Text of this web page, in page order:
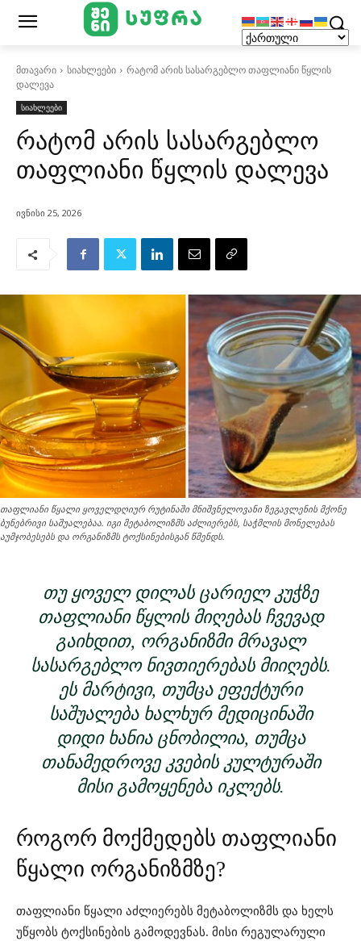
მთავარი სიახლეები
რატომ არის სასარგებლო თაფლიანი წყლის
დალევა
სიახლეები
რატომ არის სასარგებლო
თაფლიანი წყლის დალევა
ივნისი 25, 2026
თაფლიანი წყალი ყოველდღიურ რუტინაში მნიშვნელოვანი ზეგავლენის მქონე
ბუნებრივი საშუალებაა. იგი მეტაბოლიზმს აძლიერებს, საჭმლის მონელებას
აუმჯობესებს და ორგანიზმს ტოქსინებისგან წმენდს.
ᲗᲣ ᲧᲝᲕᲔᲚ ᲓᲘᲚᲐᲡ ᲪᲐᲠᲘᲔᲚ ᲙᲣᲭᲖᲔ
ᲗᲐᲤᲚᲘᲐᲜᲘ ᲬᲧᲚᲘᲡ ᲛᲘᲦᲔᲑᲐᲡ ᲩᲕᲔᲕᲐᲓ
ᲒᲐᲘᲮᲓᲘᲗ, ᲝᲠᲒᲐᲜᲘᲖᲛᲘ ᲛᲠᲐᲕᲐᲚ
ᲡᲐᲡᲐᲠᲒᲔᲑᲚᲝ ᲜᲘᲕᲗᲘᲔᲠᲔᲑᲐᲡ ᲛᲘᲘᲦᲔᲑᲡ.
ᲔᲡ ᲛᲐᲠᲢᲘᲕᲘ, ᲗᲣᲛᲪᲐ ᲔᲤᲔᲥᲢᲣᲠᲘ
ᲡᲐᲨᲣᲐᲚᲔᲑᲐ ᲮᲐᲚᲮᲣᲠ ᲛᲔᲓᲘᲪᲘᲜᲐᲨᲘ
ᲓᲘᲓᲘ ᲮᲐᲜᲘᲐ ᲪᲜᲝᲑᲘᲚᲘᲐ, ᲗᲣᲛᲪᲐ
ᲗᲐᲜᲐᲛᲔᲓᲠᲝᲕᲔ ᲙᲕᲔᲑᲘᲡ ᲙᲣᲚᲢᲣᲠᲐᲨᲘ
ᲛᲘᲡᲘ ᲒᲐᲛᲝᲧᲔᲜᲔᲑᲐ ᲘᲙᲚᲔᲑᲡ.
როგორ მოქმედებს თაფლიანი
წყალი ორგანიზმზე?
თაფლიანი წყალი აძლიერებს მეტაბოლიზმს და ხელს
უწყობს ტოქსინების გამოდევნას. მისი რეგულარული